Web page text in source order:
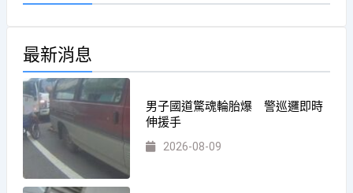
最新消息
男子國道驚魂輪胎爆 警巡邏即時
伸援手
2026-08-09